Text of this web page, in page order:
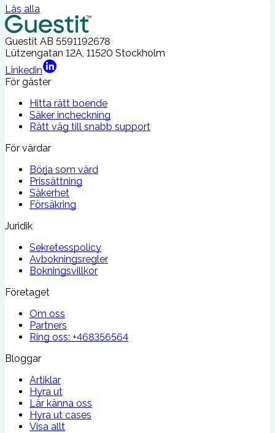
Läs alla
Guestit AB 5591192678
Lützengatan 12A, 11520 Stockholm
Linkedin
För gäster
Hitta rätt boende
Säker incheckning
Rätt väg till snabb support
För värdar
Börja som värd
Prissättning
Säkerhet
Försäkring
Juridik
Sekretesspolicy
Avbokningsregler
Bokningsvillkor
Företaget
Om oss
Partners
Ring oss: +468356564
Bloggar
Artiklar
Hyra ut
Lär känna oss
Hyra ut cases
Visa allt